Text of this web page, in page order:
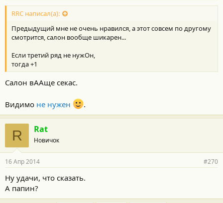
RRC написал(а):
Предыдущий мне не очень нравился, а этот совсем по другому
смотрится, салон вообще шикарен...
Если третий ряд не нужОн,
тогда +1
Салон вААще секас.
Видимо не нужен .
R Rat
Новичок
16 Апр 2014 #270
Ну удачи, что сказать.
А папин?